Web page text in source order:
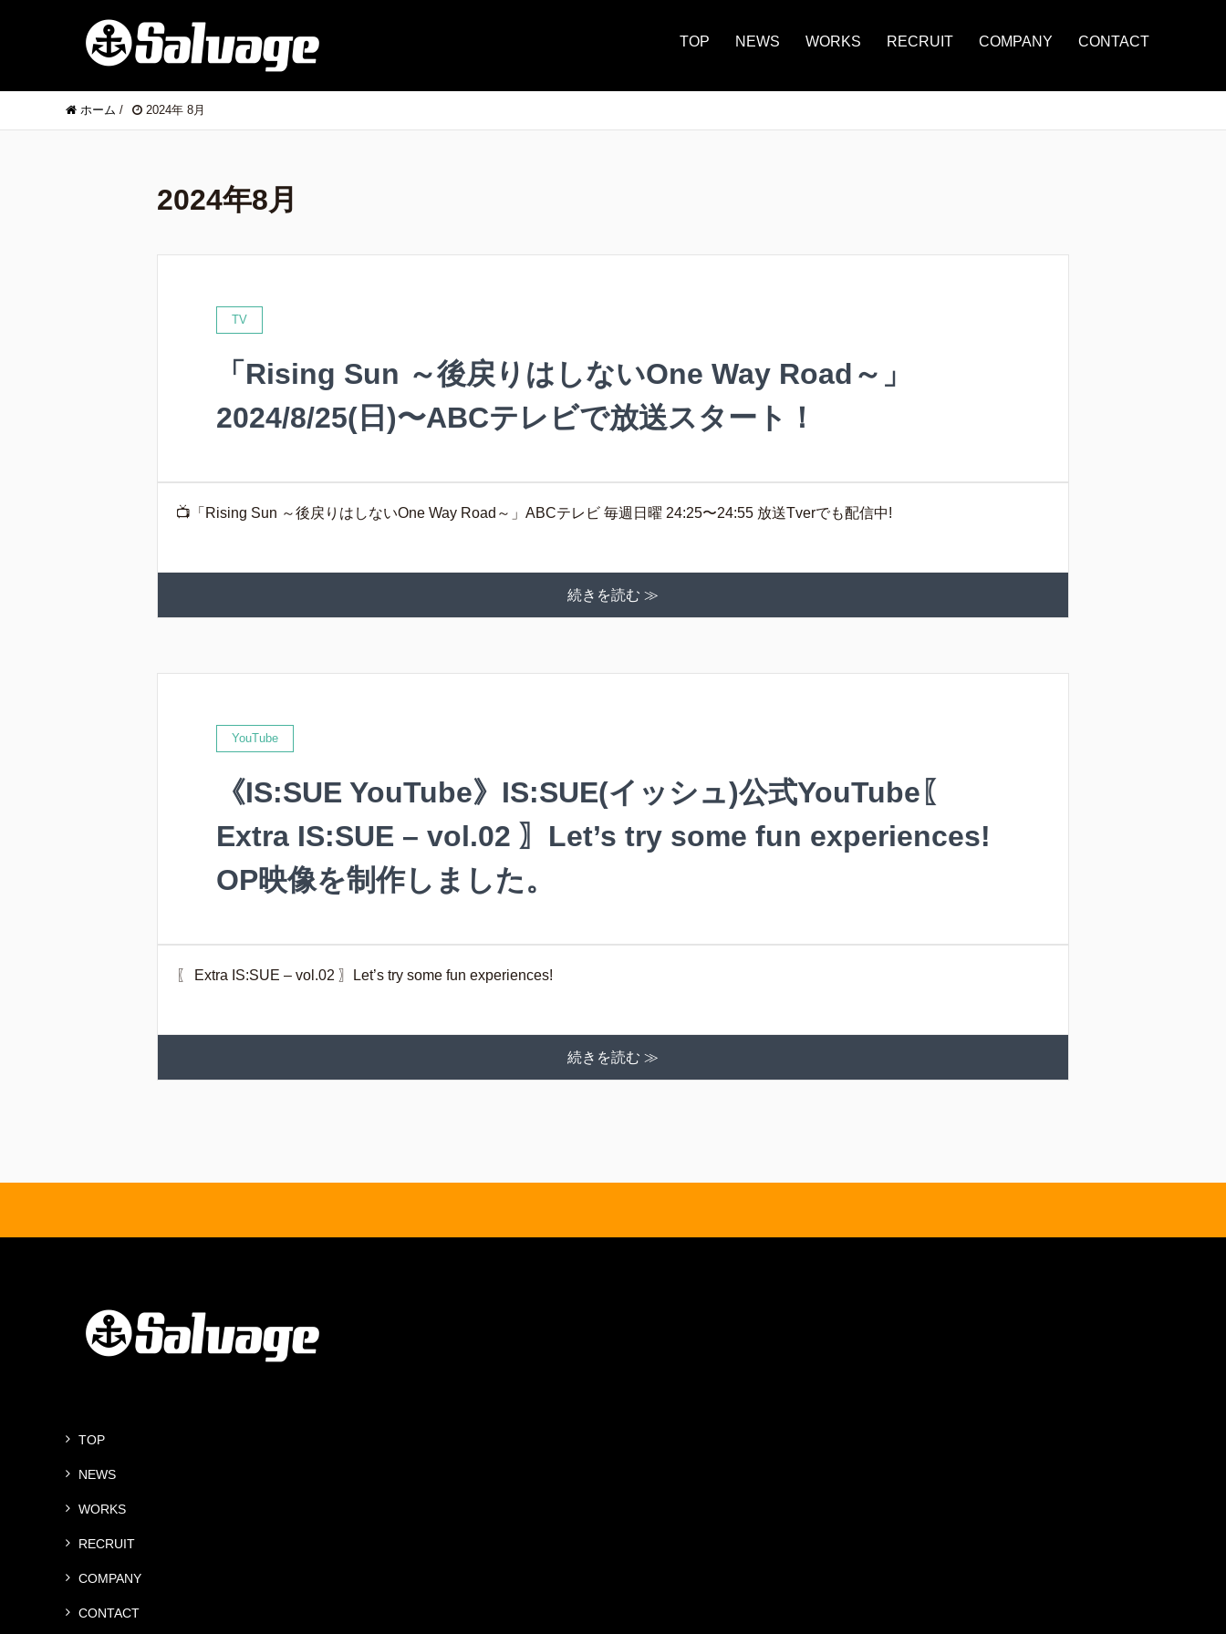
TOP NEWS WORKS RECRUIT COMPANY CONTACT
ホーム / 2024年 8月
2024年8月
TV
「Rising Sun ～後戻りはしないOne Way Road～」
2024/8/25(日)〜ABCテレビで放送スタート！
📺「Rising Sun ～後戻りはしないOne Way Road～」ABCテレビ 毎週日曜 24:25〜24:55 放送Tverでも配信中!
続きを読む ≫
YouTube
《IS:SUE YouTube》IS:SUE(イッシュ)公式YouTube〖
Extra IS:SUE – vol.02 〗Let’s try some fun experiences!
OP映像を制作しました。
〖 Extra IS:SUE – vol.02 〗Let’s try some fun experiences!
続きを読む ≫
TOP
NEWS
WORKS
RECRUIT
COMPANY
CONTACT